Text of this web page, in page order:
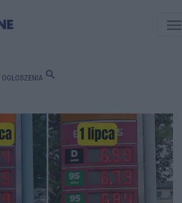
OGŁOSZENIA search